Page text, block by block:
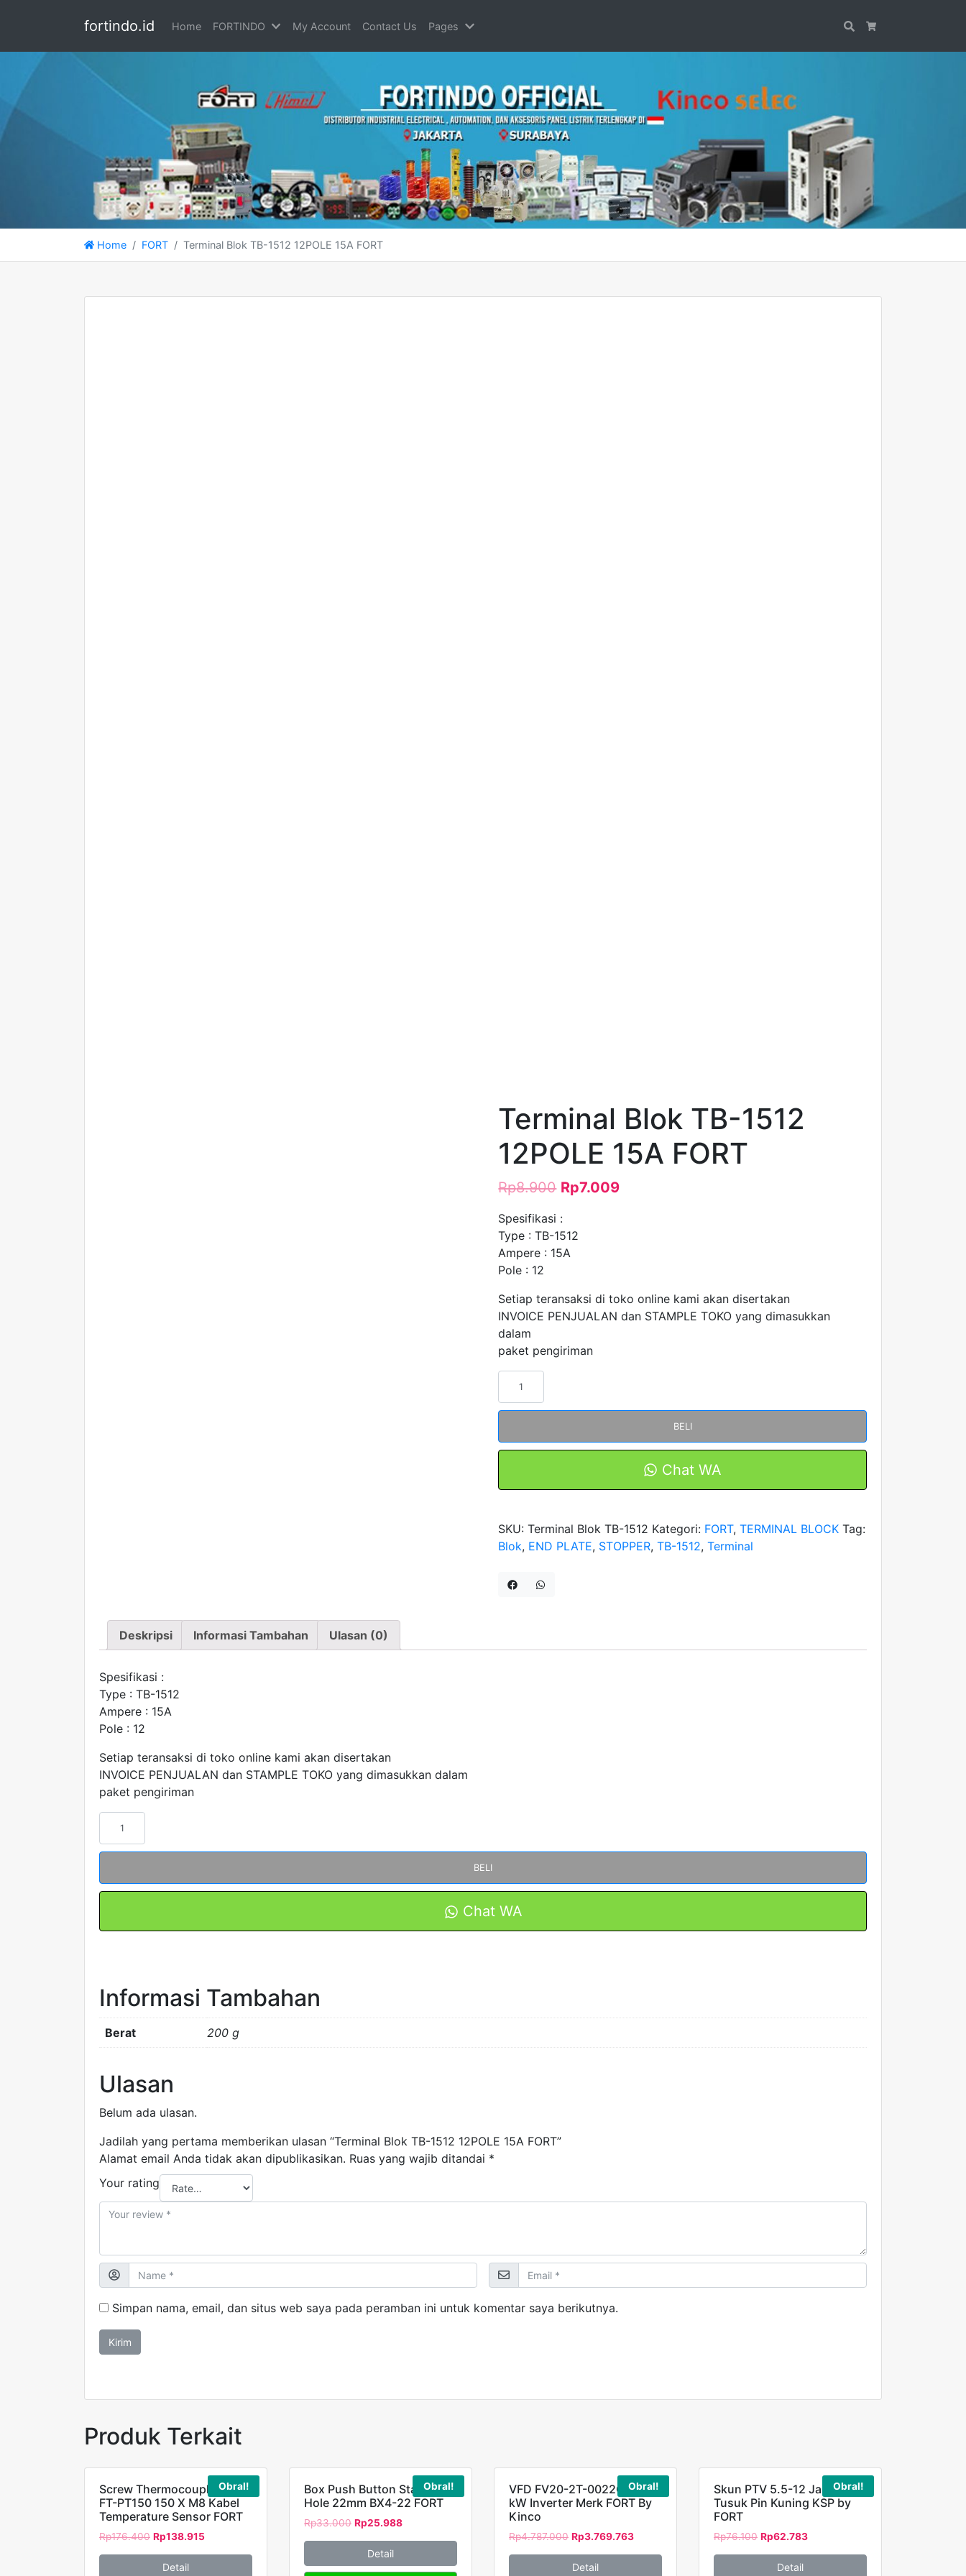
fortindo.id Home FORTINDO My Account Contact Us Pages Search
Home FORT Terminal Blok TB-1512 12POLE 15A FORT
Terminal Blok TB-1512
12POLE 15A FORT
Rp8.900 Rp7.009
Spesifikasi :
Type : TB-1512
Ampere : 15A
Pole : 12
Setiap teransaksi di toko online kami akan disertakan
INVOICE PENJUALAN dan STAMPLE TOKO yang dimasukkan
dalam
paket pengiriman
Blok
1512
BELI
Chat WA
SKU:Terminal Blok TB-1512 Kategori: FORT,TERMINAL BLOCK Tag:
Blok, END PLATE, STOPPER,TB-1512,Terminal
Deskripsi Informasi Tambahan Ulasan (0)
Spesifikasi :
Type : TB-1512
Ampere : 15A
Pole : 12
Setiap teransaksi di toko online kami akan disertakan
INVOICE PENJUALAN dan STAMPLE TOKO yang dimasukkan dalam
paket pengiriman
Kuantitas
Blok
1512
BELI
Chat WA
Informasi Tambahan
Berat 200 g
Ulasan
Belum ada ulasan.
Jadilah yang pertama memberikan ulasan “Terminal Blok TB-1512 12POLE 15A FORT”
Alamat email Anda tidak akan dipublikasikan. Ruas yang wajib ditandai *
Your rating
Simpan nama, email, dan situs web saya pada peramban ini untuk komentar saya berikutnya.
Produk Terkait
Obral!
Screw Thermocouple RTD
FT-PT150 150 X M8 Kabel
Temperature Sensor FORT
Rp176.400 Rp138.915
Detail
Obral!
Box Push Button Station 4
Hole 22mm BX4-22 FORT
Rp33.000 Rp25.988
Detail
Obral!
VFD FV20-2T-0022G 2,2
kW Inverter Merk FORT By
Kinco
Rp4.787.000 Rp3.769.763
Detail
Obral!
Skun PTV 5.5-12 Jarum
Tusuk Pin Kuning KSP by
FORT
Rp76.100 Rp62.783
Detail